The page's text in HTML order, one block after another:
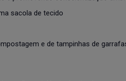
sacola de tecido
e de tampinhas de